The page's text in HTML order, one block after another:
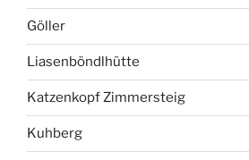
Göller
Liasenböndlhütte
Katzenkopf Zimmersteig
Kuhberg